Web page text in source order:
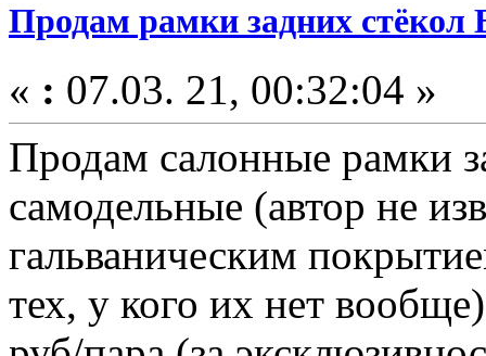
Продам рамки задних стёкол
« : 07.03. 21, 00:32:04 »
Продам салонные рамки
самодельные (автор не
гальваническим
тех, у кого их нет